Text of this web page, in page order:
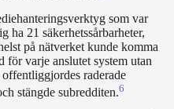
som var
ha 21 säkerhetssårbarheter,
på nätverket kunde komma
varje anslutet system utan
raderade
stängde subredditen.6